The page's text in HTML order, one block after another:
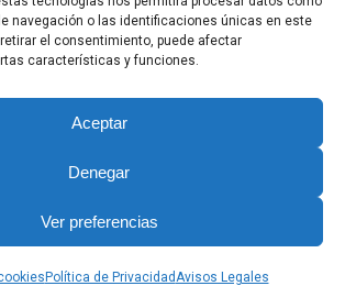
navegación o las identificaciones únicas en este
el consentimiento, puede afectar
características y funciones.
Aceptar
Denegar
Ver preferencias
Política de PrivacidadAvisos Legales
05 09 06
nº 29, 50009 Zaragoza